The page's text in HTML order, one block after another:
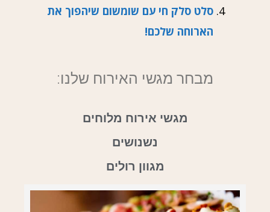
סלט סלק חי עם שומשום שיהפוך את
הארוחה שלכם!
מבחר מגשי האירוח שלנו:
מגשי אירוח מלוחים
נשנושים
מגוון רולים